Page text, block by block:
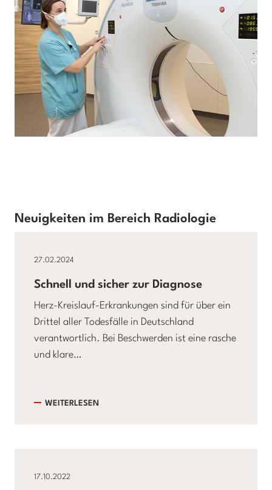
Neuigkeiten im Bereich Radiologie
27.02.2024
Schnell und sicher zur Diagnose
Herz-Kreislauf-Erkrankungen sind für über ein
Drittel aller Todesfälle in Deutschland
verantwortlich. Bei Beschwerden ist eine rasche
und klare…
WEITERLESEN
17.10.2022